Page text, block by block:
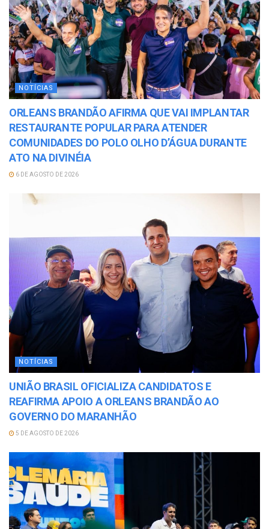
NOTÍCIAS
ORLEANS BRANDÃO AFIRMA QUE VAI IMPLANTAR
RESTAURANTE POPULAR PARA ATENDER
COMUNIDADES DO POLO OLHO D’ÁGUA DURANTE
ATO NA DIVINÉIA
6 DE AGOSTO DE 2026
NOTÍCIAS
UNIÃO BRASIL OFICIALIZA CANDIDATOS E
REAFIRMA APOIO A ORLEANS BRANDÃO AO
GOVERNO DO MARANHÃO
5 DE AGOSTO DE 2026